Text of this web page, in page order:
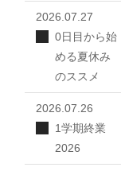
2026.07.27
0日目から始
める夏休み
のススメ
2026.07.26
1学期終業
2026